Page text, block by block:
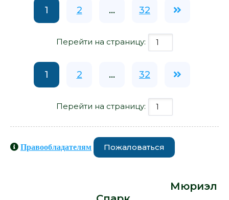
1 2 ... 32
Перейти на страницу:
1 2 ... 32
Перейти на страницу:
Правообладателям Пожаловаться
Мюриэл